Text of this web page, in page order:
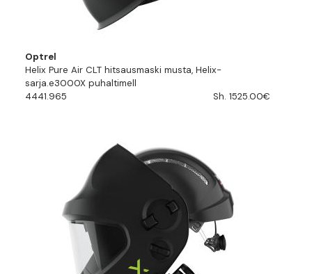
Optrel
Helix Pure Air CLT hitsausmaski musta, Helix-
sarja.e3000X puhaltimell
4441.965
Sh. 1525.00€